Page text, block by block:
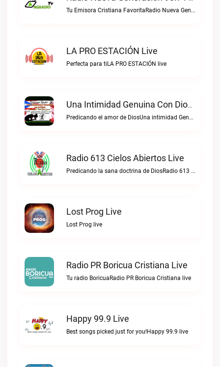
Tu Emisora Cristiana FavoritaRadio Nueva Generacion 90.7 FM live
LA PRO ESTACIÓN Live
Perfecta para tiLA PRO ESTACIÓN live
Una Intimidad Genuina Con Dios Live
Predicando el amor de DiosUna intimidad Genuina con Dios live
Radio 613 Cielos Abiertos Live
Predicando la sana doctrina de DiosRadio 613 Cielos Abiertos live
Lost Prog Live
Lost Prog live
Radio PR Boricua Cristiana Live
Tu radio BoricuaRadio PR Boricua Cristiana live
Happy 99.9 Live
Best songs picked just for you!Happy 99.9 live